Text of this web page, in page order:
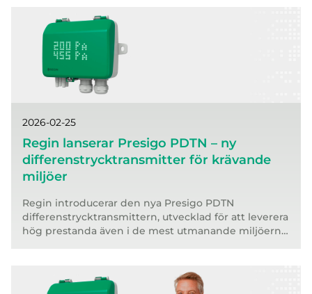
2026-02-25
Regin lanserar Presigo PDTN – ny
differenstrycktransmitter för krävande
miljöer
Regin introducerar den nya Presigo PDTN
differenstrycktransmittern, utvecklad för att leverera
hög prestanda även i de mest utmanande miljöerna.
PDTN en ny standard för noggrannhet, flexibilitet
och användarvänlighet.